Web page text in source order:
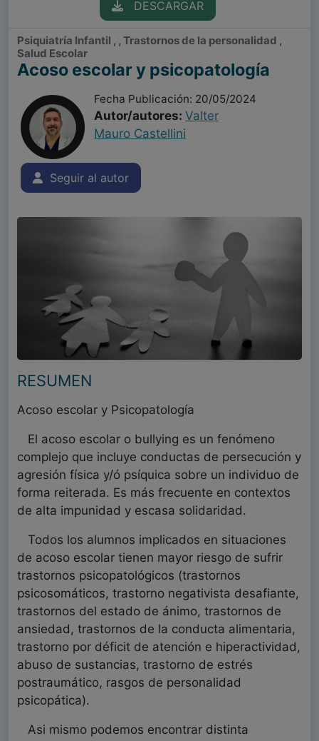
DESCARGAR
Psiquiatría Infantil , , Trastornos de la personalidad ,
Salud Escolar
Acoso escolar y psicopatología
Fecha Publicación: 20/05/2024
Autor/autores: Valter
Mauro Castellini
Seguir al autor
RESUMEN
Acoso escolar y Psicopatología
El acoso escolar o bullying es un fenómeno
complejo que incluye conductas de persecución y
agresión física y/ó psíquica sobre un individuo de
forma reiterada. Es más frecuente en contextos
de alta impunidad y escasa solidaridad.
Todos los alumnos implicados en situaciones
de acoso escolar tienen mayor riesgo de sufrir
trastornos psicopatológicos (trastornos
psicosomáticos, trastorno negativista desafiante,
trastornos del estado de ánimo, trastornos de
ansiedad, trastornos de la conducta alimentaria,
trastorno por déficit de atención e hiperactividad,
abuso de sustancias, trastorno de estrés
postraumático, rasgos de personalidad
psicopática).
Asi mismo podemos encontrar distinta